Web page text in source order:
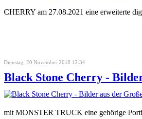
CHERRY am 27.08.2021 eine erweiterte
Dienstag, 20 November 2018 12:34
Black Stone Cherry -
mit MONSTER TRUCK eine gehörige